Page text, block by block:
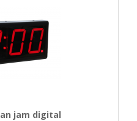
jam digital